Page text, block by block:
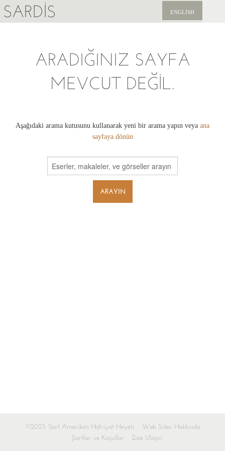
SARDIS ENGLISH
ARADIĞINIZ SAYFA
MEVCUT DEĞIL.
Aşağıdaki arama kutusunu kullanarak yeni bir arama yapın veya ana
sayfaya dönün
©2025 Sart Amerikan Hafriyat Heyeti
Web Sitesi Hakkında
Şartlar ve Koşullar
Bize Ulaşın